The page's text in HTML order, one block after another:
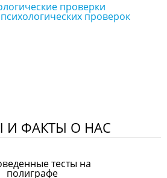
проверок
И ФАКТЫ О НАС